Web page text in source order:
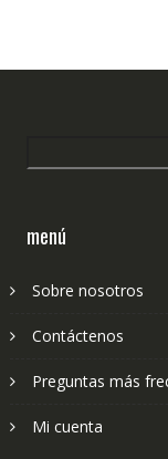
menú
Sobre nosotros
Contáctenos
Preguntas más
Mi cuenta